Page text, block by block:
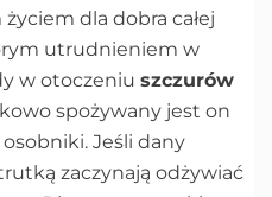
dla dobra całej
utrudnieniem w
w otoczeniu szczurów
spożywany jest on
Jeśli dany
zaczynają odżywiać